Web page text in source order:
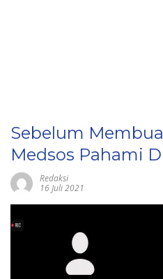
Sebelum
Medsos Pahami
Redaksi
16 Juli 2021